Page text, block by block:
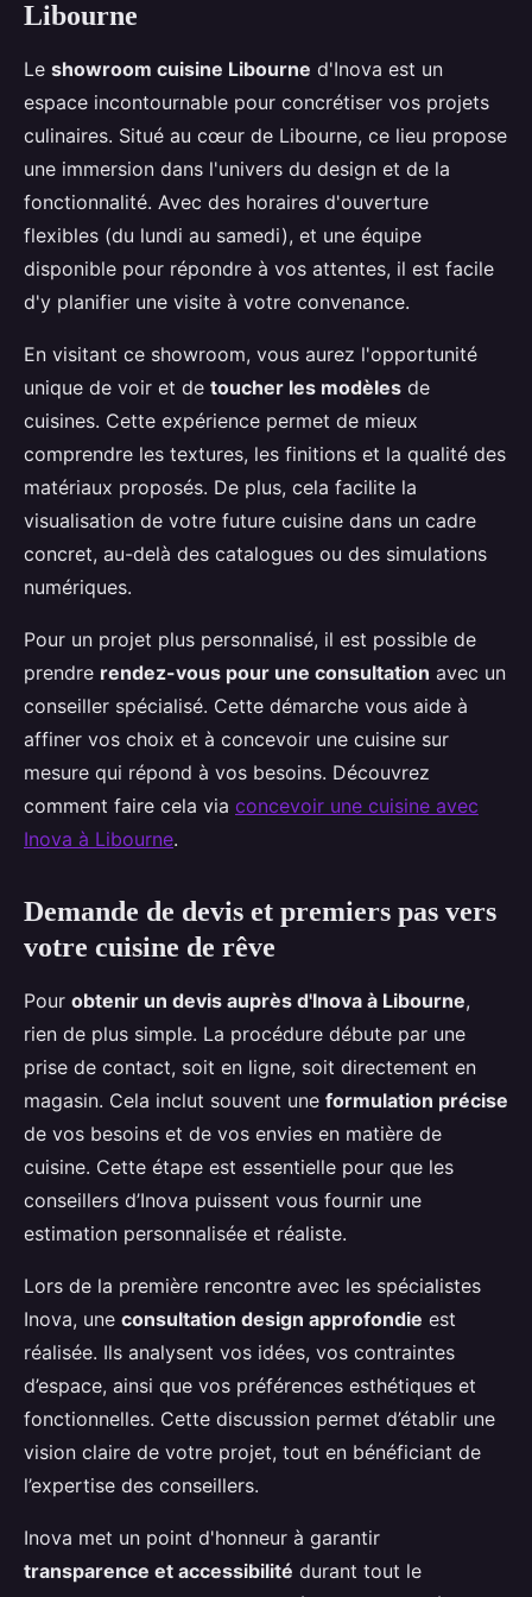
Libourne
Le showroom cuisine Libourne d'Inova est un
espace incontournable pour concrétiser vos projets
culinaires. Situé au cœur de Libourne, ce lieu propose
une immersion dans l'univers du design et de la
fonctionnalité. Avec des horaires d'ouverture
flexibles (du lundi au samedi), et une équipe
disponible pour répondre à vos attentes, il est facile
d'y planifier une visite à votre convenance.
En visitant ce showroom, vous aurez l'opportunité
unique de voir et de toucher les modèles de
cuisines. Cette expérience permet de mieux
comprendre les textures, les finitions et la qualité des
matériaux proposés. De plus, cela facilite la
visualisation de votre future cuisine dans un cadre
concret, au-delà des catalogues ou des simulations
numériques.
Pour un projet plus personnalisé, il est possible de
prendre rendez-vous pour une consultation avec un
conseiller spécialisé. Cette démarche vous aide à
affiner vos choix et à concevoir une cuisine sur
mesure qui répond à vos besoins. Découvrez
comment faire cela via concevoir une cuisine avec
Inova à Libourne.
Demande de devis et premiers pas vers
votre cuisine de rêve
Pour obtenir un devis auprès d'Inova à Libourne,
rien de plus simple. La procédure débute par une
prise de contact, soit en ligne, soit directement en
magasin. Cela inclut souvent une formulation précise
de vos besoins et de vos envies en matière de
cuisine. Cette étape est essentielle pour que les
conseillers d’Inova puissent vous fournir une
estimation personnalisée et réaliste.
Lors de la première rencontre avec les spécialistes
Inova, une consultation design approfondie est
réalisée. Ils analysent vos idées, vos contraintes
d’espace, ainsi que vos préférences esthétiques et
fonctionnelles. Cette discussion permet d’établir une
vision claire de votre projet, tout en bénéficiant de
l’expertise des conseillers.
Inova met un point d'honneur à garantir
transparence et accessibilité durant tout le